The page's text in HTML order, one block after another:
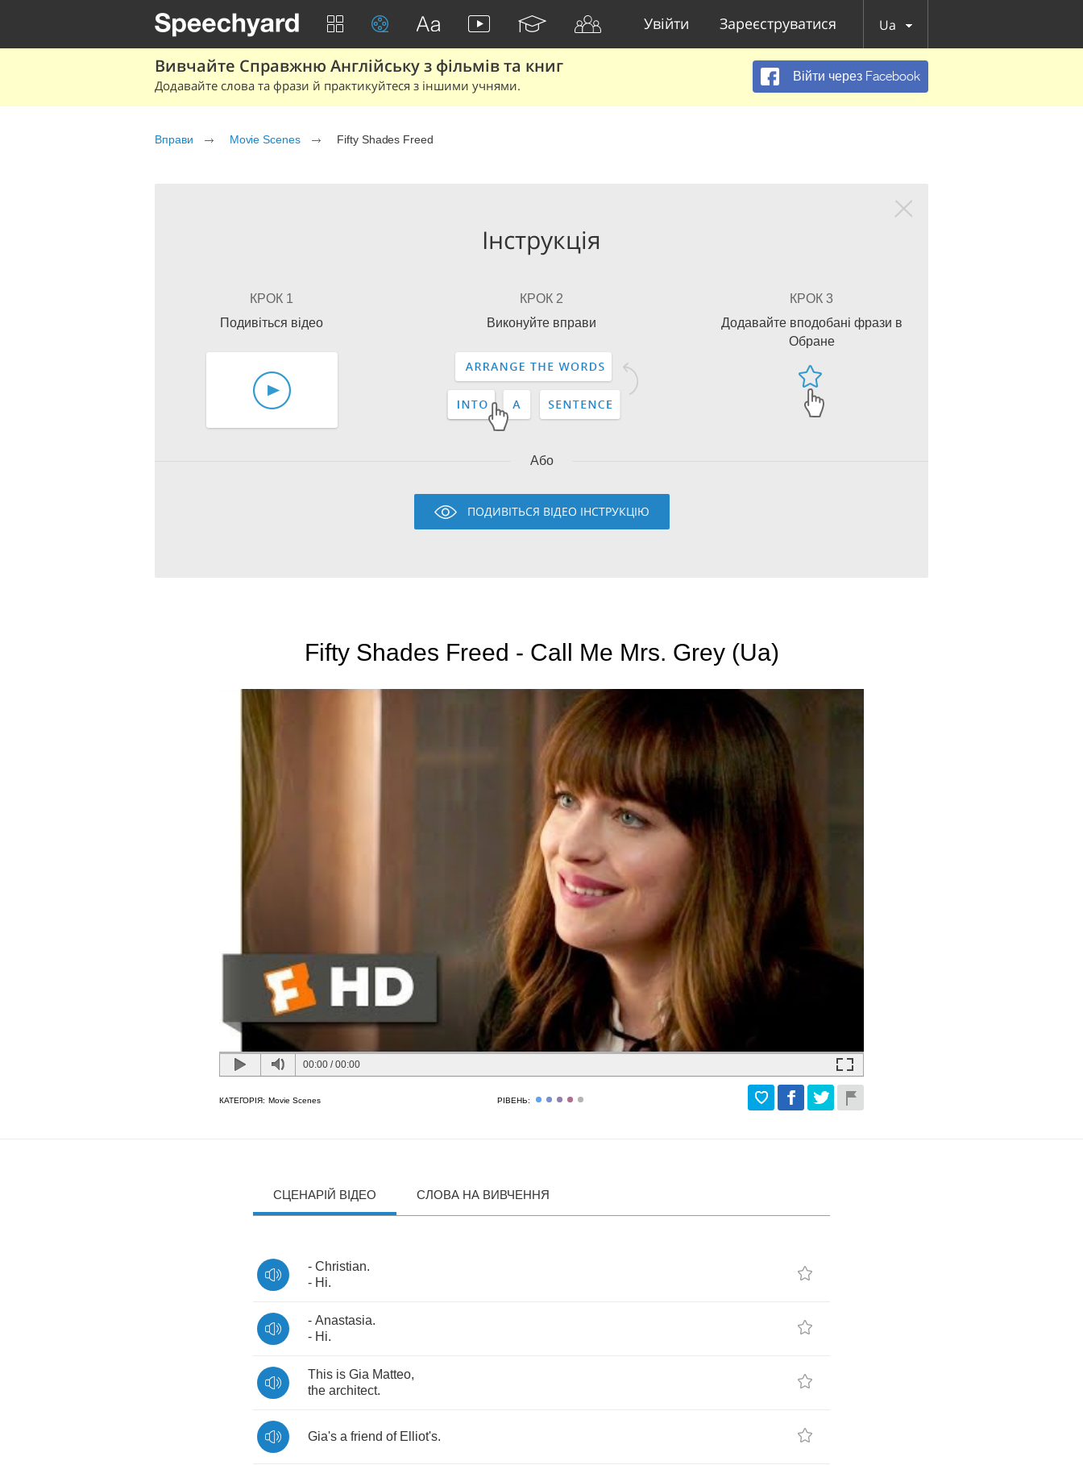
Увійти Зареєструватися Ua
Вивчайте Справжню Англійську з фільмів та книг
Додавайте слова та фрази й практикуйтеся з іншими учнями.
Війти через Facebook
Вправи Movie Scenes Fifty Shades Freed
Інструкція
КРОК 1
Подивіться відео
КРОК 2
Виконуйте вправи
КРОК 3
Додавайте вподобані фрази в
Обране
Або
ПОДИВІТЬСЯ ВІДЕО ІНСТРУКЦІЮ
Fifty Shades Freed - Call Me Mrs. Grey (Ua)
00:00 /00:00
КАТЕГОРІЯ: Movie Scenes РІВЕНЬ:
СЦЕНАРІЙ ВІДЕО СЛОВА НА ВИВЧЕННЯ
- Christian.
- Hi.
- Anastasia.
- Hi.
This is Gia Matteo,
the architect.
Gia's a friend of Elliot's.